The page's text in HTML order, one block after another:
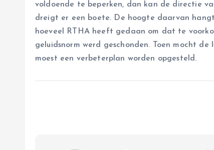
voldoende te beperken, dan kan de directie
dreigt er een boete. De hoogte daarvan
hoeveel RTHA heeft gedaan om dat te
geluidsnorm werd geschonden. Toen mocht
moest een verbeterplan worden opgesteld.